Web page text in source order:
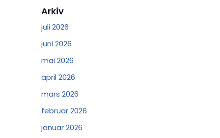
Arkiv
juli 2026
juni 2026
mai 2026
april 2026
mars 2026
februar 2026
januar 2026